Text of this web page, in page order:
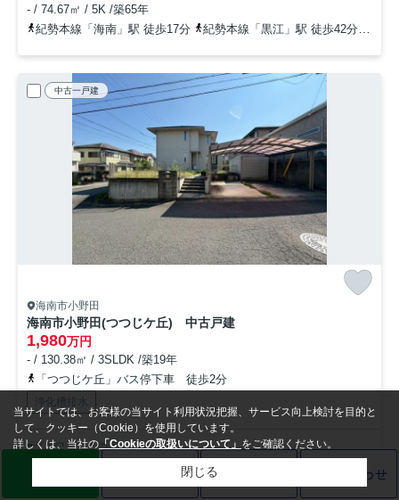
- / 74.67㎡ / 5K /築65年
紀勢本線「海南」駅 徒歩17分
紀勢本線「黒江」駅 徒歩42分
中古一戸建
海南市小野田
海南市小野田(つつじケ丘) 中古戸建
1,980万円
- / 130.38㎡ / 3SLDK /築19年
「つつじケ丘」バス停下車 徒歩2分
浄化槽排水
■ダイワハウスの家
お問い合わせ
当サイトでは、お客様の当サイト利用状況把握、サービス向上検討を目的と
して、クッキー（Cookie）を使用しています。
詳しくは、当社の 「Cookieの取扱いについて」 をご確認ください。
閉じる